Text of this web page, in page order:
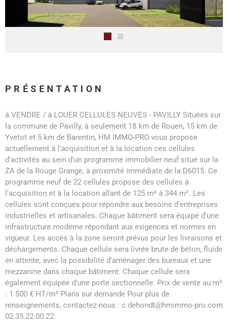
PRÉSENTATION
à VENDRE / à LOUER CELLULES NEUVES - PAVILLY Situées sur
la commune de Pavilly, à seulement 18 km de Rouen, 15 km de
Yvetot et 5 km de Barentin, HM IMMO-PRO vous propose
actuellement à l'acquisition et à la location ces cellules
d'activités au sein d'un programme immobilier neuf situé sur la
ZA de la Rouge Grange, à proximité immédiate de la D6015. Ce
programme neuf de 22 cellules propose des cellules à
l'acquisition et à la location allant de 125 m² à 344 m². Les
cellules sont conçues pour répondre aux besoins d'entreprises
industrielles et artisanales. Chaque bâtiment sera équipé d'une
infrastructure moderne répondant aux exigences et normes en
vigueur. Les accés à la zone seront prévus pour les livraisons et
déchargements. Chaque cellule sera livrée brute de béton, fluide
en attente, avec la possibilité d'aménager des bureaux et une
mezzanine dans chaque bâtiment. Chaque cellule sera
également équipée d'une porte sectionnelle. Prix de vente au m²
: 1 500 € HT/m² Plans sur demande Pour plus de
renseignements, contactez-nous : c.dehondt@hmimmo-pro.com
02.35.22.00.22